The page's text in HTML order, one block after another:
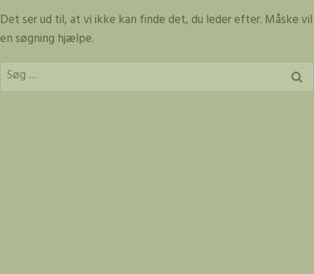
til
indhold
Det ser ud til, at vi ikke kan finde det, du leder efter. Måske vil
en søgning hjælpe.
Søg
efter: